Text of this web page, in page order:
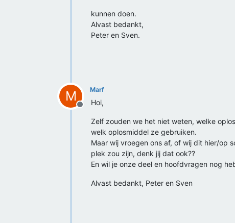
kunnen doen.
Alvast bedankt,
Peter en Sven.
M
Offline
Marf
Hoi,
Zelf zouden we het niet weten, welke
welk oplosmiddel ze gebruiken.
Maar wij vroegen ons af, of wij dit hier/op
plek zou zijn, denk jij dat ook??
En wil je onze deel en hoofdvragen nog
Alvast bedankt, Peter en Sven